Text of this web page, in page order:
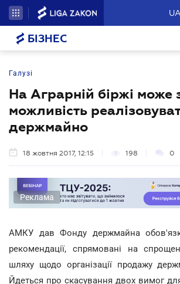
UA
БІЗНЕС
Галузі
На Аграрній біржі може
можливість
держмайно
18 жовтня 2017, 12:15 198 0
Реклама
АМКУ дав Фонду держмайна
рекомендації, спрямовані на
шляху щодо організації продажу
Йдеться про скасування двох вимог